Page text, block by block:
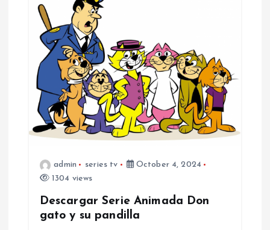
admin series tv
October 4, 2024
1304 views
Descargar Serie Animada Don
gato y su pandilla